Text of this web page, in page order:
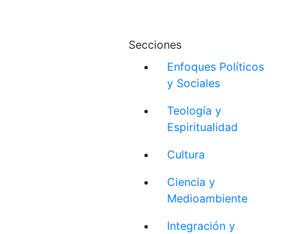
Secciones
Enfoques Políticos
y Sociales
Teología y
Espiritualidad
Cultura
Ciencia y
Medioambiente
Integración y